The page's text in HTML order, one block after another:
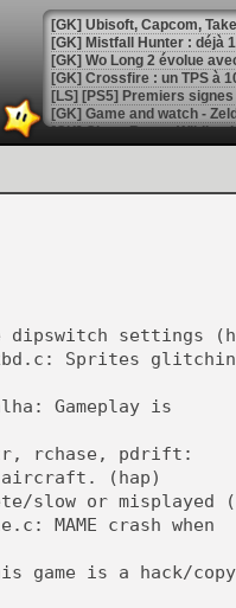
[GK] Mistfall Hunter : déjà
[GK] Wo Long 2 évolue
[GK] Crossfire : un TPS à
[LS] [PS5] Premiers
[Mo5] DOOM arrive en
[GK] Bethesda fête les 30
[GK] Roblox : l'action en
[GK] Agenda - GeForce
[GK] Devolver Digital en a
[LS] [PS5] ps5-y2jb-
[GK] Pourquoi Marvel
[GK] Test : Restory : Chill
[GK] GTA 6 : Rockstar
[GK] Hot Wheels Infinite
[GK] Mémoire cash -
[GK] Résultats Nintendo :
[GK] Déjà des
[Mo5] Brickboy cherche à
[GK] Minecraft et ses «
dipswitch settings
Sprites
Gameplay is
rchase, pdrift:
aircraft. (hap)
slow or misplayed
MAME crash when
game is a hack/copy